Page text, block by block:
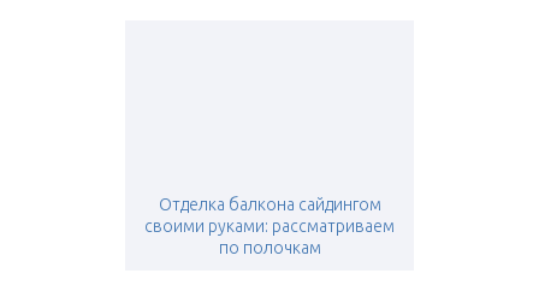
Отделка балкона сайдингом
своими руками: рассматриваем
по полочкам